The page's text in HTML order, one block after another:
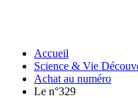
Accueil
Science & Vie
Achat au numéro
Le n°329